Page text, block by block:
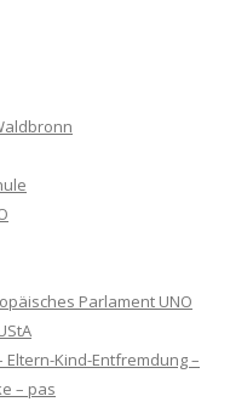
Parlament UNO
Kind-Entfremdung –
– pas